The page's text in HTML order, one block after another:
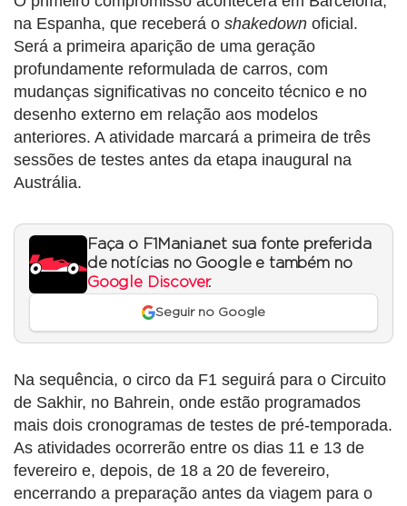
na Espanha, que receberá o shakedown oficial.
Será a primeira aparição de uma geração
profundamente reformulada de carros, com
mudanças significativas no conceito técnico e no
desenho externo em relação aos modelos
anteriores. A atividade marcará a primeira de três
sessões de testes antes da etapa inaugural na
Austrália.
Faça o F1Mania.net sua fonte preferida
de notícias no Google e também no
Google Discover.
Seguir no Google
Na sequência, o circo da F1 seguirá para o Circuito
de Sakhir, no Bahrein, onde estão programados
mais dois cronogramas de testes de pré-temporada.
As atividades ocorrerão entre os dias 11 e 13 de
fevereiro e, depois, de 18 a 20 de fevereiro,
encerrando a preparação antes da viagem para o